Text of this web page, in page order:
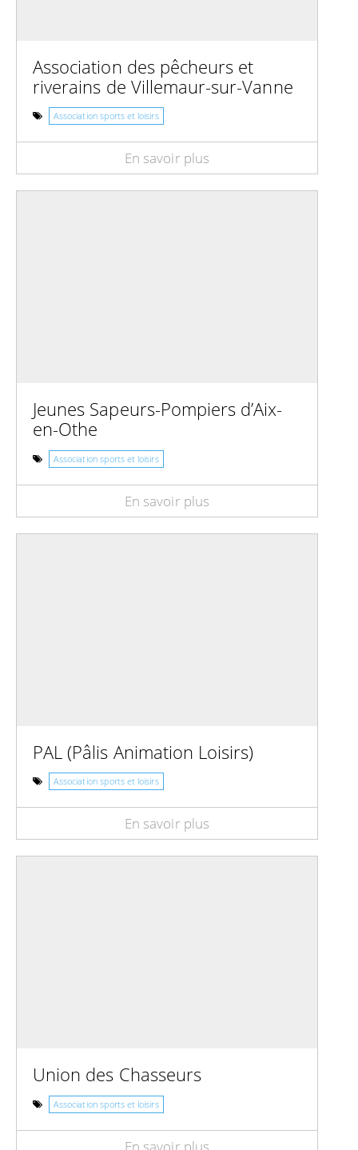
Association des pêcheurs et
riverains de Villemaur-sur-Vanne
Association sports et loisirs
En savoir plus
Jeunes Sapeurs-Pompiers d’Aix-
en-Othe
Association sports et loisirs
En savoir plus
PAL (Pâlis Animation Loisirs)
Association sports et loisirs
En savoir plus
Union des Chasseurs
Association sports et loisirs
En savoir plus